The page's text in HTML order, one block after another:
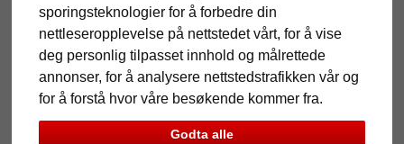
sporingsteknologier for å forbedre din
nettleseropplevelse på nettstedet vårt, for å vise
deg personlig tilpasset innhold og målrettede
annonser, for å analysere nettstedstrafikken vår og
for å forstå hvor våre besøkende kommer fra.
Godta alle